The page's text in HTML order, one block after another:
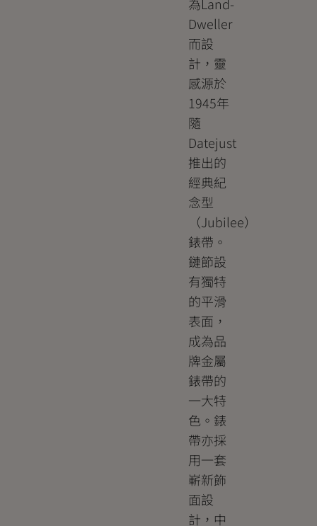
Dweller
而設
計，靈
感源於
1945年
隨
Datejust
推出的
經典紀
念型
（Jubilee）
錶帶。
鏈節設
有獨特
的平滑
表面，
成為品
牌金屬
錶帶的
一大特
色。錶
帶亦採
用一套
嶄新飾
面設
計，中